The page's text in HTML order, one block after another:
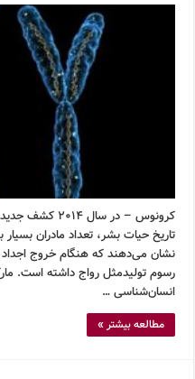
کرونوس – در
تاریخ حیات بشر، تعداد مادران
نشان می‌دهند که هنگام خروج اجداد
رسوم تولیدمثل رواج داشته است.
انسان‌شناسی …
مطالعه بیشتر »